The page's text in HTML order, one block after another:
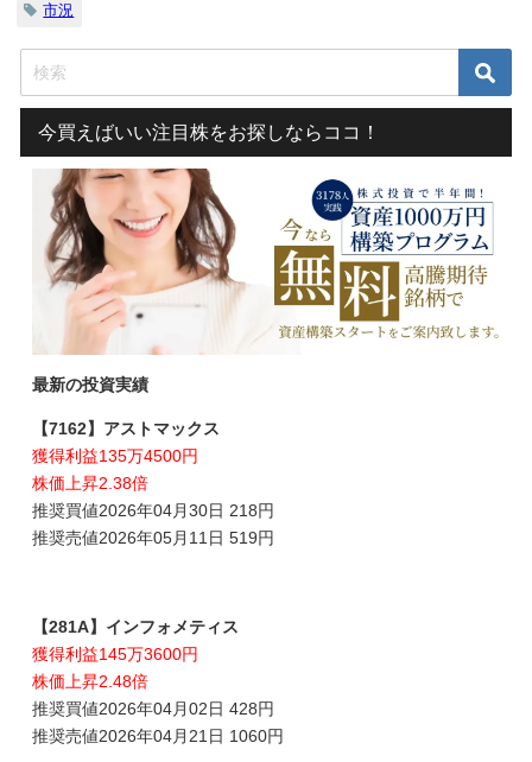
市況
今買えばいい注目株をお探しならココ！
最新の投資実績
【7162】アストマックス
獲得利益135万4500円
株価上昇2.38倍
推奨買値2026年04月30日 218円
推奨売値2026年05月11日 519円
【281A】インフォメティス
獲得利益145万3600円
株価上昇2.48倍
推奨買値2026年04月02日 428円
推奨売値2026年04月21日 1060円